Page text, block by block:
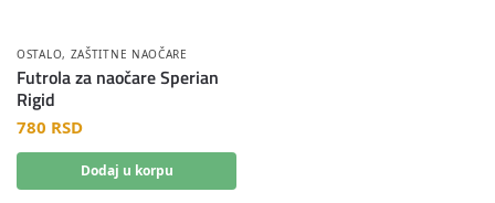
OSTALO, ZAŠTITNE NAOČARE
Futrola za naočare Sperian
Rigid
780 RSD
Dodaj u korpu